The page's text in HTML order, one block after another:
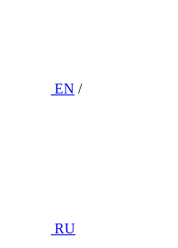
EN /
RU